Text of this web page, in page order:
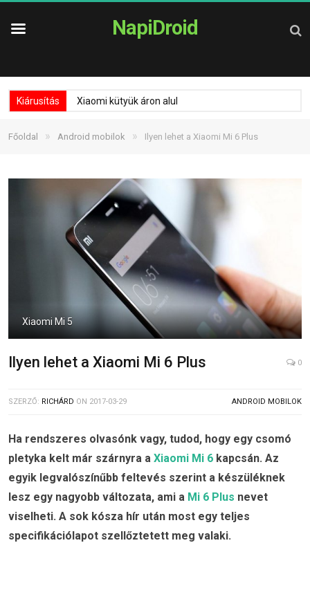
NapiDroid
Kiárusítás Xiaomi kütyük áron alul
Főoldal » Android mobilok » Ilyen lehet a Xiaomi Mi 6 Plus
Xiaomi Mi 5
Ilyen lehet a Xiaomi Mi 6 Plus 0
SZERZŐ: RICHÁRD ON 2017-03-29 ANDROID MOBILOK
Ha rendszeres olvasónk vagy, tudod, hogy egy csomó
pletyka kelt már szárnyra a Xiaomi Mi 6 kapcsán. Az
egyik legvalószínűbb feltevés szerint a készüléknek
lesz egy nagyobb változata, ami a Mi 6 Plus nevet
viselheti. A sok kósza hír után most egy teljes
specifikációlapot szellőztetett meg valaki.